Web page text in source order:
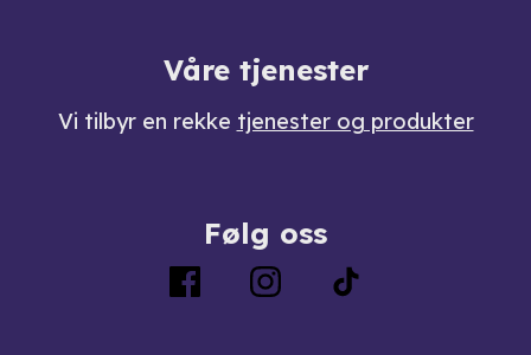
Våre tjenester
Vi tilbyr en rekke tjenester og produkter
Følg oss